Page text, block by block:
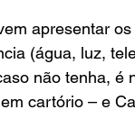
apresentar
(água, luz,
não tenha, é
cartório – e